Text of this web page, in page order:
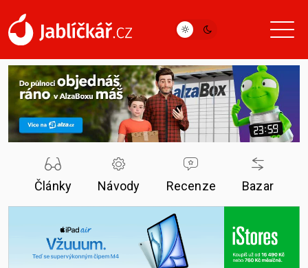
Články Návody Recenze Bazar